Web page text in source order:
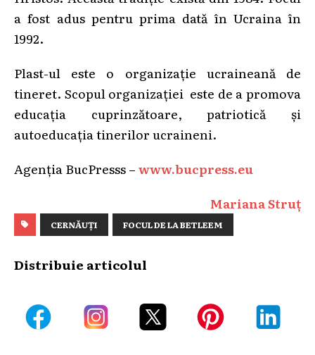
a fost adus pentru prima dată în Ucraina în
1992.
Plast-ul este o organizație ucraineană de
tineret. Scopul organizației este de a promova
educația cuprinzătoare, patriotică și
autoeducația tinerilor ucraineni.
Agenția BucPresss –www.bucpress.eu
Mariana Struț
CERNĂUȚI FOCUL DE LA BETLEEM
Distribuie articolul